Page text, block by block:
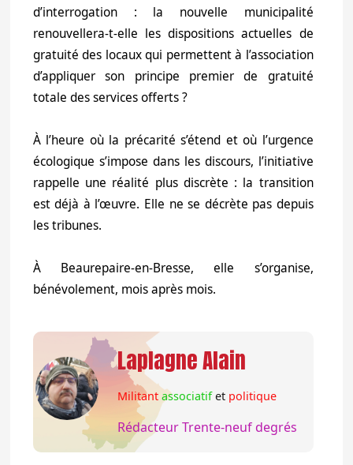
d’interrogation : la nouvelle municipalité
renouvellera-t-elle les dispositions actuelles de
gratuité des locaux qui permettent à l’association
d’appliquer son principe premier de gratuité
totale des services offerts ?
À l’heure où la précarité s’étend et où l’urgence
écologique s’impose dans les discours, l’initiative
rappelle une réalité plus discrète : la transition
est déjà à l’œuvre. Elle ne se décrète pas depuis
les tribunes.
À Beaurepaire-en-Bresse, elle s’organise,
bénévolement, mois après mois.
Laplagne Alain
Militant associatifetpolitique
Rédacteur Trente-neuf degrés